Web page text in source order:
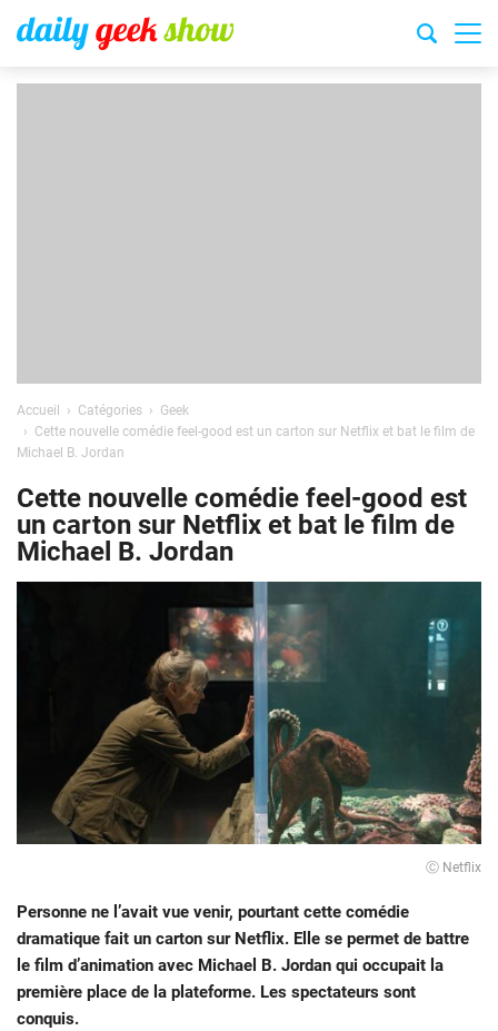
Accueil Catégories
Geek
Cette nouvelle comédie feel-good est un carton sur Netflix et bat le film de
Michael B. Jordan
Cette nouvelle comédie feel-good est
un carton sur Netflix et bat le film de
Michael B. Jordan
Ⓒ Netflix
Personne ne l’avait vue venir, pourtant cette comédie
dramatique fait un carton sur Netflix. Elle se permet de battre
le film d’animation avec Michael B. Jordan qui occupait la
première place de la plateforme. Les spectateurs sont
conquis.